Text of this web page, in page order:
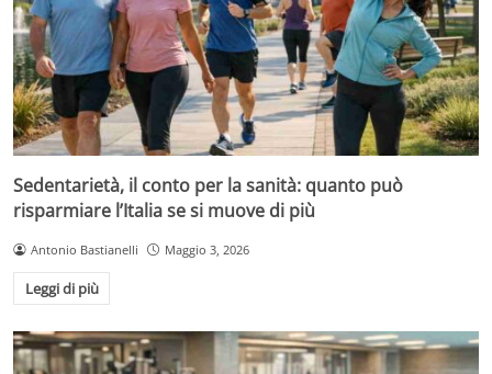
Sedentarietà, il conto per la sanità: quanto può
risparmiare l’Italia se si muove di più
Antonio Bastianelli Maggio 3, 2026
Leggi di più